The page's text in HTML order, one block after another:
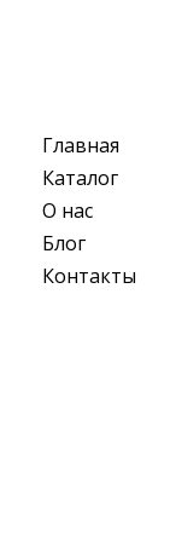
Главная
Каталог
О нас
Блог
Контакты